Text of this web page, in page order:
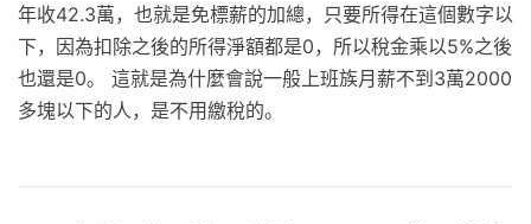
年收42.3萬，也就是免標薪的加總，只要所得在這個數字以
下，因為扣除之後的所得淨額都是0，所以稅金乘以5%之後
也還是0。 這就是為什麼會說一般上班族月薪不到3萬2000
多塊以下的人，是不用繳稅的。